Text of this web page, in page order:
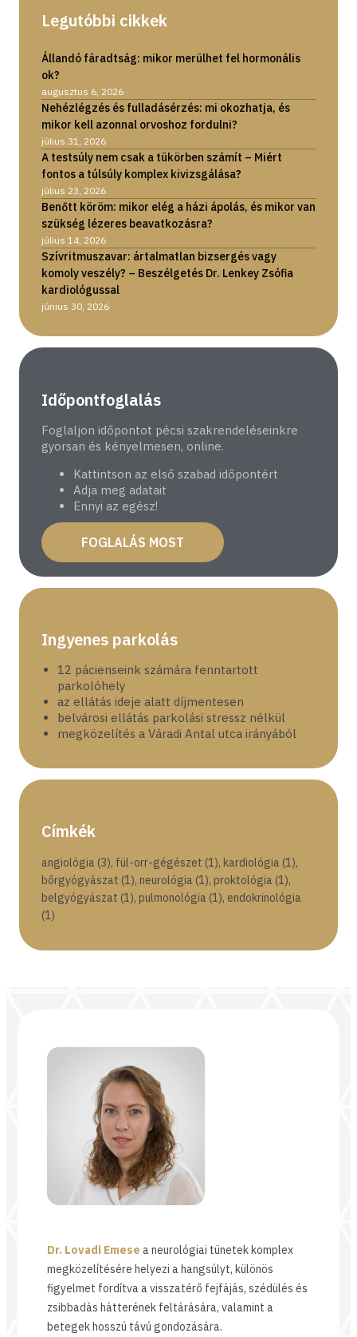
Legutóbbi cikkek
Állandó fáradtság: mikor merülhet fel hormonális
ok?
augusztus 6, 2026
Nehézlégzés és fulladásérzés: mi okozhatja, és
mikor kell azonnal orvoshoz fordulni?
július 31, 2026
A testsúly nem csak a tükörben számít – Miért
fontos a túlsúly komplex kivizsgálása?
július 23, 2026
Benőtt köröm: mikor elég a házi ápolás, és mikor van
szükség lézeres beavatkozásra?
július 14, 2026
Szívritmuszavar: ártalmatlan bizsergés vagy
komoly veszély? – Beszélgetés Dr. Lenkey Zsófia
kardiológussal
június 30, 2026
Időpontfoglalás
Foglaljon időpontot pécsi szakrendeléseinkre
gyorsan és kényelmesen, online.
Kattintson az első szabad időpontért
Adja meg adatait
Ennyi az egész!
FOGLALÁS MOST
Ingyenes parkolás
12 pácienseink számára fenntartott
parkolóhely
az ellátás ideje alatt díjmentesen
belvárosi ellátás parkolási stressz nélkül
megközelítés a Váradi Antal utca irányából
Címkék
angiológia (3), fül-orr-gégészet (1), kardiológia (1),
bőrgyógyászat (1), neurológia (1), proktológia (1),
belgyógyászat (1), pulmonológia (1), endokrinológia
(1)
Dr. Lovadi Emese a neurológiai tünetek komplex
megközelítésére helyezi a hangsúlyt, különös
figyelmet fordítva a visszatérő fejfájás, szédülés és
zsibbadás hátterének feltárására, valamint a
betegek hosszú távú gondozására.